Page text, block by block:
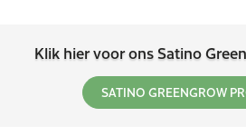
Klik hier voor ons Satino
SATINO GREENGROW